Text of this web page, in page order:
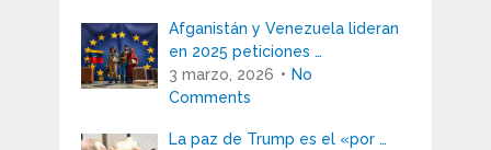
Afganistán y Venezuela lideran
en 2025 peticiones …
3 marzo, 2026
No
Comments
La paz de Trump es el «por …